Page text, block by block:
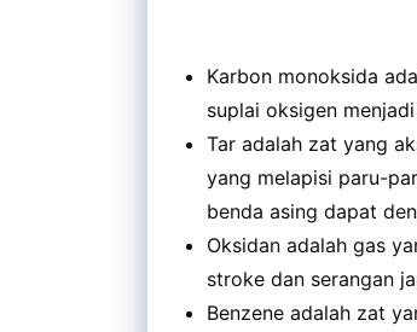
Karbon monoksida
suplai oksigen
Tar adalah zat yang
yang melapisi paru-
benda asing dapat
Oksidan adalah gas
stroke dan serangan
Benzene adalah zat